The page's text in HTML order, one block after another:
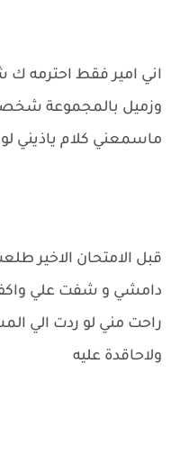
اني امير فقط احترمه
وزميل بالمجموعة
ماسمعني كلام ياذيني
قبل الامتحان الاخير
دامشي و شفت علي
راحت مني لو ردت الي
ولاحاقدة عليه